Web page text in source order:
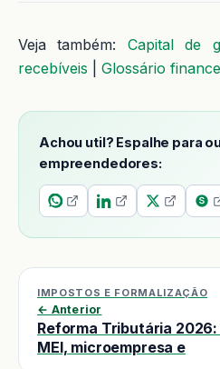
Veja também: Capital de
recebíveis
Glossário
Achou util? Espalhe para
empreendedores:
IMPOSTOS E FORMALIZAÇÃO
← Anterior
Reforma Tributária
MEI, microempresa e